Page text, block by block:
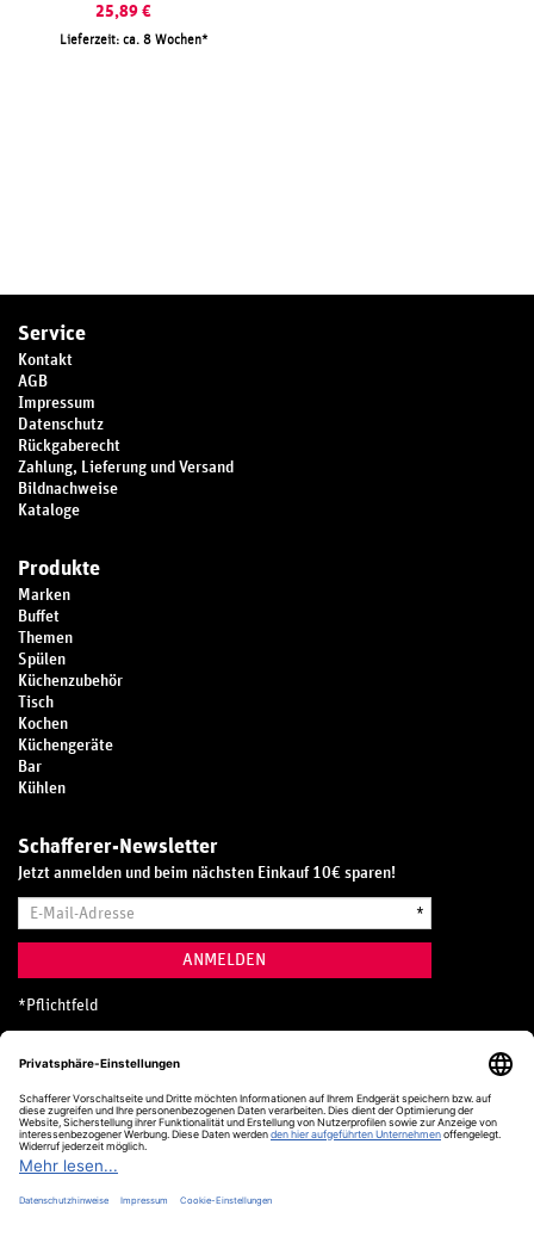
25,89 €
Lieferzeit: ca. 8 Wochen
Service
Kontakt
AGB
Impressum
Datenschutz
Rückgaberecht
Zahlung, Lieferung und Versand
Bildnachweise
Kataloge
Produkte
Marken
Buffet
Themen
Spülen
Küchenzubehör
Tisch
Kochen
Küchengeräte
Bar
Kühlen
Schafferer-Newsletter
Jetzt anmelden und beim nächsten Einkauf 10€ sparen!
Mail-
*
ANMELDEN
* Pflichtfeld
Hotline
0800 20 70 300 (D)
Kostenlos aus dem deutschen Festnetz
24 Stunden / 365 Tage im Jahr